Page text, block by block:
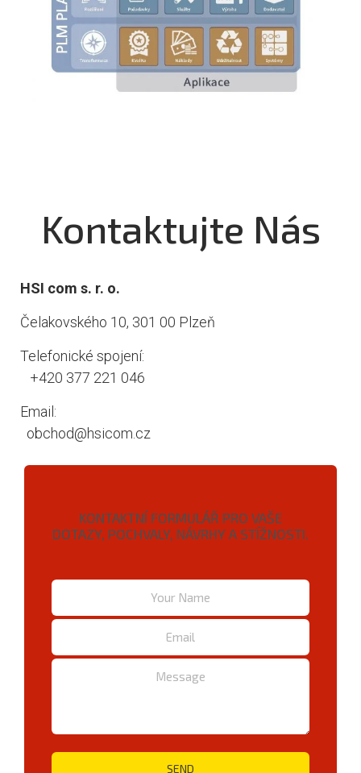
Kontaktujte Nás
HSI com s. r. o.
Čelakovského 10, 301 00 Plzeň
Telefonické spojení:
+420 377 221 046
Email:
obchod@hsicom.cz
KONTAKTNÍ FORMULÁŘ PRO VAŠE
DOTAZY, POCHVALY, NÁVRHY A STÍŽNOSTI.